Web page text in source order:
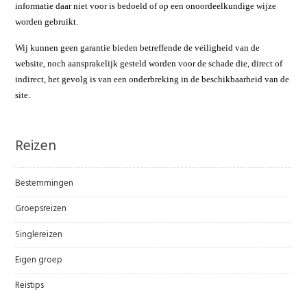
informatie daar niet voor is bedoeld of op een onoordeelkundige wijze
worden gebruikt.
Wij kunnen geen garantie bieden betreffende de veiligheid van de
website, noch aansprakelijk gesteld worden voor de schade die, direct of
indirect, het gevolg is van een onderbreking in de beschikbaarheid van de
site.
Reizen
Bestemmingen
Groepsreizen
Singlereizen
Eigen groep
Reistips